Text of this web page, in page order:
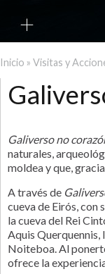
Se encuentra
Inicio » Visitas y
Galiverso no
naturales,
moldea y que,
A través de
cueva de Eirós, con
la cueva del Rei
Aquis Querquennis,
Noiteboa. Al
ofrece la